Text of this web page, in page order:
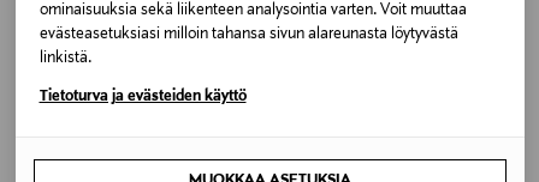
ominaisuuksia sekä liikenteen analysointia varten. Voit muuttaa
evästeasetuksiasi milloin tahansa sivun alareunasta löytyvästä
linkistä.
Tietoturva ja evästeiden käyttö
KAVE HOME S.L.U.
Valmistajan osoite